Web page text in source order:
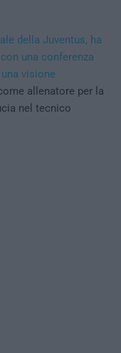
della Juventus, ha
una conferenza
visione
allenatore per la
nel tecnico